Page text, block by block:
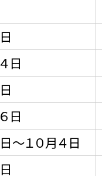
日
日
〜１０月４日